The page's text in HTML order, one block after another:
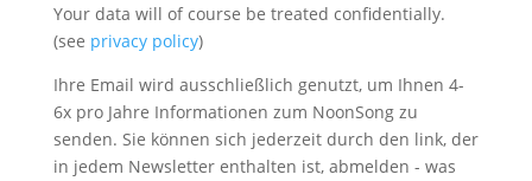
Your data will of course be treated confidentially.
(see privacy policy)
Ihre Email wird ausschließlich genutzt, um Ihnen 4-
6x pro Jahre Informationen zum NoonSong zu
senden. Sie können sich jederzeit durch den link, der
in jedem Newsletter enthalten ist, abmelden - was